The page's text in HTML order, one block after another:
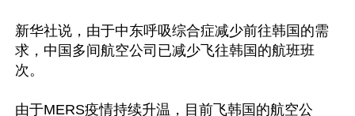
新华社说，由于中东呼吸综合症减少前往韩国的需
求，中国多间航空公司已减少飞往韩国的航班班
次。
由于MERS疫情持续升温，目前飞韩国的航空公